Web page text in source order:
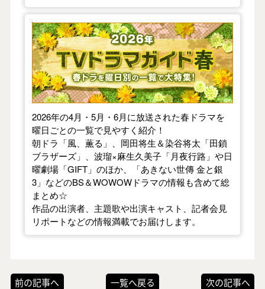
【2026年春】TVドラマガイド
2026年の4月・5月・6月に放送された春ドラマを
曜日ごとの一覧で見やすく紹介！
朝ドラ「風、薫る」、岡田将生＆染谷将太「田鎖
ブラザーズ」、波瑠×麻生久美子「月夜行路」や日
曜劇場「GIFT」のほか、「あきない世傳 金と銀
3」などのBS＆WOWOWドラマの情報も含めて総
まとめ☆
作品の出演者、主題歌や出演キャスト、記者会見
リポートなどの情報満載でお届けします。
前の記事へ 一覧へ戻る 次の記事へ